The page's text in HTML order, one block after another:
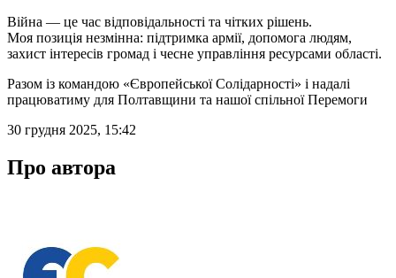
Війна — це час відповідальності та чітких рішень.
Моя позиція незмінна: підтримка армії, допомога людям,
захист інтересів громад і чесне управління ресурсами області.
Разом із командою «Європейської Солідарності» і надалі
працюватиму для Полтавщини та нашої спільної Перемоги
30 грудня 2025, 15:42
Про автора